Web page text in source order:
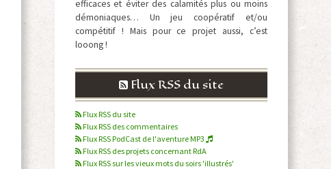
efficaces et éviter des calamités plus ou moins
démoniaques… Un jeu coopératif et/ou
compétitif ! Mais pour ce projet aussi, c’est
looong !
Flux RSS du site
Flux RSS du site
Flux RSS des commentaires
Flux RSS PodCast de l'aventure MP3
Flux RSS des projets concernant RdA
Flux RSS sur les vieux mots du soirs 'illustrés'